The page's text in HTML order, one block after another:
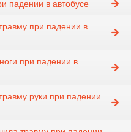
падении в автобусе
при падении в
при падении в
руки при падении